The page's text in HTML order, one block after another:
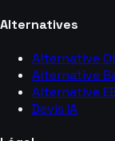
Alternatives
Alternative
Alternative
Alternative
Devis IA